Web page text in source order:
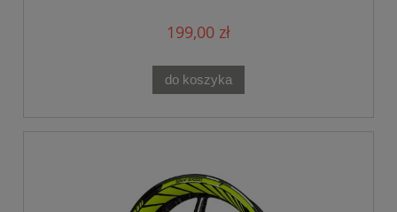
199,00 zł
do koszyka